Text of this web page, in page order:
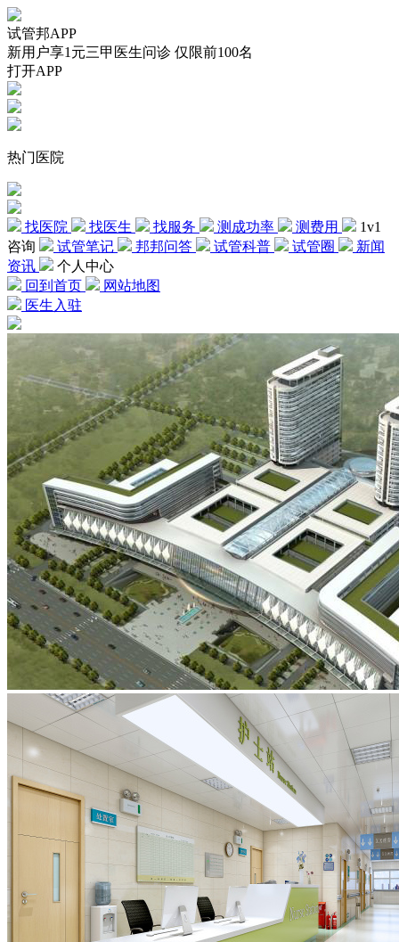
试管邦APP
新用户享1元三甲医生问诊 仅限前100名
打开APP
热门医院
找医院 找医生 找服务 测成功率 测费用
1v1
咨询
试管笔记 邦邦问答 试管科普 试管圈
新闻
资讯
个人中心
回到首页
网站地图
医生入驻